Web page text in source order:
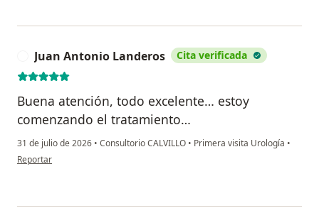
Juan Antonio Landeros Cita verificada
Buena atención, todo excelente… estoy
comenzando el tratamiento…
31 de julio de 2026 • Consultorio CALVILLO • Primera visita Urología •
en opinión del usuario Juan Antonio Landeros
Reportar